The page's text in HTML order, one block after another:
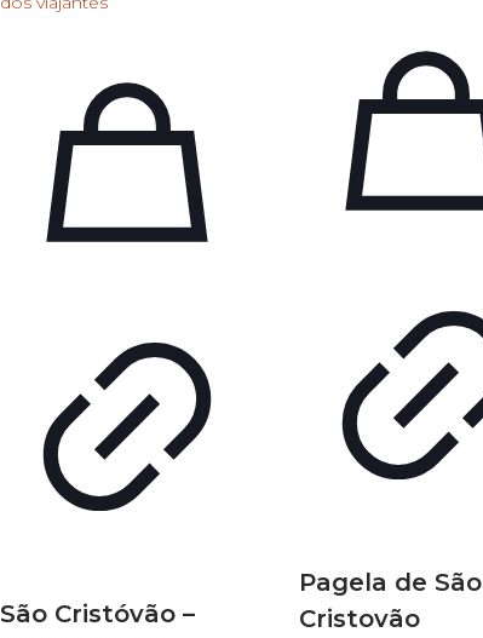
São Cristóvão –
Pagela de São
Cristovão